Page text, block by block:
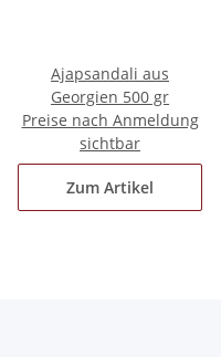
Ajapsandali aus
Georgien 500 gr
Preise nach Anmeldung
sichtbar
Zum Artikel